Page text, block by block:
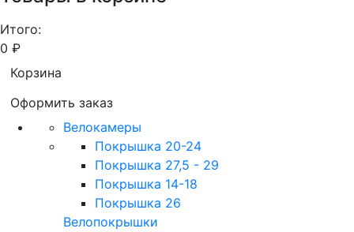
Итого:
0 ₽
Корзина
Оформить заказ
Велокамеры
Покрышка 20-24
Покрышка 27,5 - 29
Покрышка 14-18
Покрышка 26
Велопокрышки